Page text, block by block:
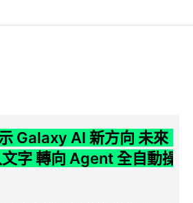
Galaxy AI 新方向 未來
字 轉向 Agent 全自動操